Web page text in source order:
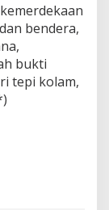
bendera,
bukti
tepi kolam,